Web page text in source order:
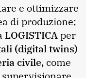
e ottimizzare
di produzione;
LOGISTICAper
(digital twins)
civile, come